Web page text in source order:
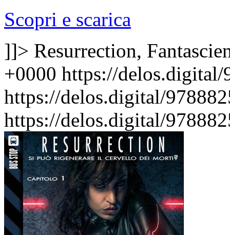
Scopri e scarica
]]> Resurrection,
+0000 https://delos.digital/
https://delos.digital/
https://delos.digital/